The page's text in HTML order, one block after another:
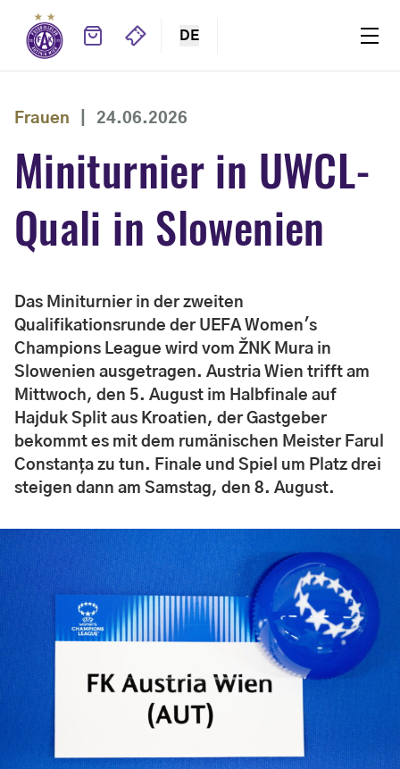
DE
Frauen 24.06.2026
Miniturnier in UWCL-
Quali in Slowenien
Das Miniturnier in der zweiten
Qualifikationsrunde der UEFA Women's
Champions League wird vom ŽNK Mura in
Slowenien ausgetragen. Austria Wien trifft am
Mittwoch, den 5. August im Halbfinale auf
Hajduk Split aus Kroatien, der Gastgeber
bekommt es mit dem rumänischen Meister Farul
Constanța zu tun. Finale und Spiel um Platz drei
steigen dann am Samstag, den 8. August.